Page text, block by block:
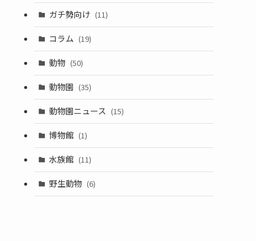
ガチ勢向け (11)
コラム (19)
動物 (50)
動物園 (35)
動物園ニュース (15)
博物館 (1)
水族館 (11)
野生動物 (6)